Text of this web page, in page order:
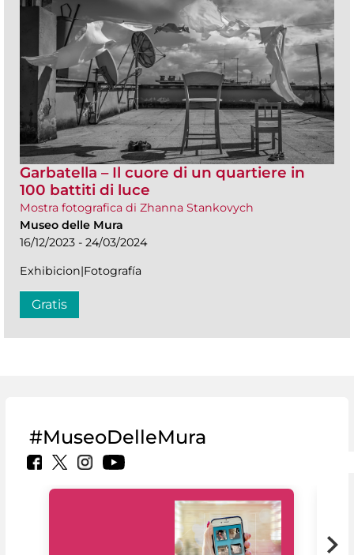
Garbatella – Il cuore di un quartiere in
100 battiti di luce
Mostra fotografica di Zhanna Stankovych
Museo delle Mura
16/12/2023 - 24/03/2024
Exhibicion|Fotografía
Gratis
#MuseoDelleMura